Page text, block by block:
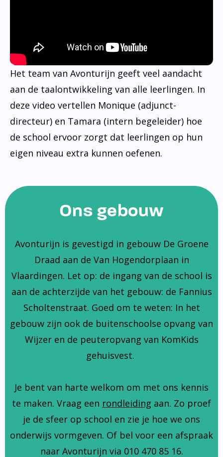
Het team van Avonturijn geeft veel aandacht
aan de taalontwikkeling van alle leerlingen. In
deze video vertellen Monique (adjunct-
directeur) en Tamara (intern begeleider) hoe
de school ervoor zorgt dat leerlingen op hun
eigen niveau extra kunnen oefenen.
Ons gebouw
Avonturijn is gevestigd in gebouw De Groene
Draad aan de Van Hogendorplaan in
Vlaardingen. Let op: de ingang van de school is
aan de achterzijde van het gebouw: de Fannius
Scholtenstraat. Goed om te weten: In het
gebouw zijn ook de buitenschoolse opvang van
Wijzer en de peuteropvang van KomKids
gehuisvest.
Je bent van harte welkom om met ons kennis
te maken. Vraag een rondleiding aan. Zo proef
je de sfeer op school en zie je hoe we ons
onderwijs vormgeven. Of bel voor een afspraak
naar Avonturijn via 010 470 85 16.